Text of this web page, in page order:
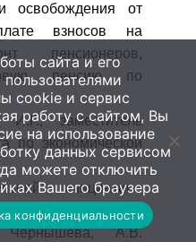
освобождения от
взносов на
пенсионеров,
пенсию по
заместитель
по экономической
инициативе
Думы
А.В.
сайта и его
cookie и сервис
работу с сайтом, Вы
на использование
данных сервисом
можете отключить
Вашего браузера
конфиденциальности